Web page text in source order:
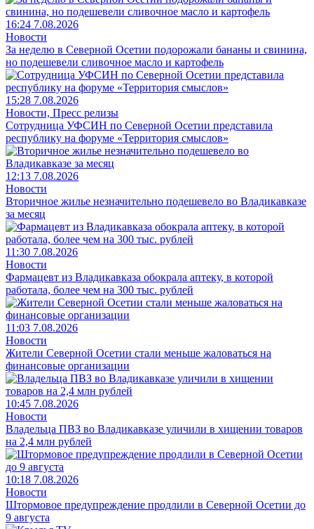
16:24 7.08.2026
Новости
За неделю в Северной Осетии подорожали бананы и свинина,
но подешевели сливочное масло и картофель
15:28 7.08.2026
Новости, Пресс релизы
Сотрудница УФСИН по Северной Осетии представила
республику на форуме «Территория смыслов»
12:13 7.08.2026
Новости
Вторичное жилье незначительно подешевело во Владикавказе
за месяц
11:30 7.08.2026
Новости
Фармацевт из Владикавказа обокрала аптеку, в которой
работала, более чем на 300 тыс. рублей
11:03 7.08.2026
Новости
Жители Северной Осетии стали меньше жаловаться на
финансовые организации
10:45 7.08.2026
Новости
Владельца ПВЗ во Владикавказе уличили в хищении товаров
на 2,4 млн рублей
10:18 7.08.2026
Новости
Штормовое предупреждение продлили в Северной Осетии до
9 августа